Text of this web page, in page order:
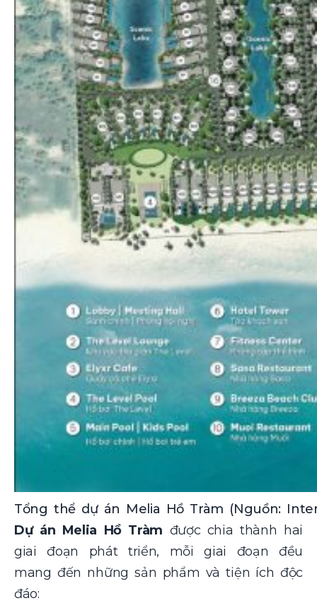
Tổng thể dự án Melia Hồ Tràm (Nguồn:
Dự án Melia Hồ Tràm được chia thành hai
giai đoạn phát triển, mỗi giai đoạn đều
mang đến những sản phẩm và tiện ích độc
đáo: